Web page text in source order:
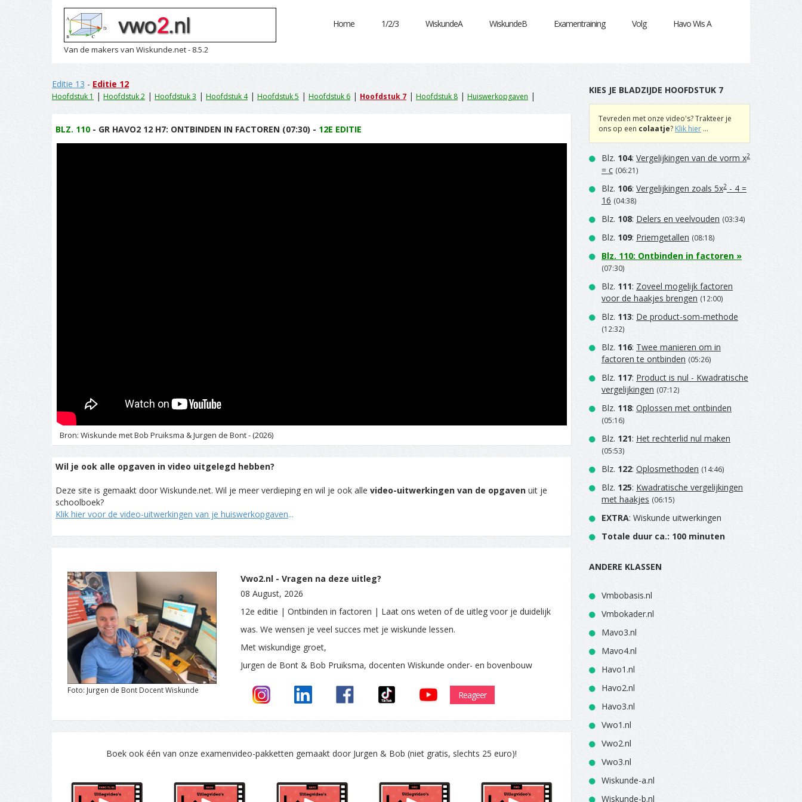
Van de makers van Wiskunde.net - 8.5.2
Home 1/2/3 WiskundeA WiskundeB Examentraining Volg Havo Wis A
Editie 13 - Editie 12
Hoofdstuk 1 | Hoofdstuk 2 | Hoofdstuk 3 | Hoofdstuk 4| Hoofdstuk 5 | Hoofdstuk 6 | Hoofdstuk 7 | Hoofdstuk 8 | Huiswerkopgaven |
BLZ. 110 - GR HAVO2 12 H7: ONTBINDEN IN FACTOREN (07:30) - 12E EDITIE
Bron: Wiskunde met Bob Pruiksma & Jurgen de Bont - (2026)
Wil je ook alle opgaven in video uitgelegd hebben?
Deze site is gemaakt door Wiskunde.net. Wil je meer verdieping en wil je ook alle video-uitwerkingen van de opgaven uit je
schoolboek?
Klik hier voor de video-uitwerkingen van je huiswerkopgaven...
Foto: Jurgen de Bont Docent Wiskunde
Vwo2.nl - Vragen na deze uitleg?
08 August, 2026
12e editie | Ontbinden in factoren | Laat ons weten of de uitleg voor je duidelijk
was. We wensen je veel succes met je wiskunde lessen.
Met wiskundige groet,
Jurgen de Bont & Bob Pruiksma, docenten Wiskunde onder- en bovenbouw
Reageer
Boek ook één van onze examenvideo-pakketten gemaakt door Jurgen & Bob (niet gratis, slechts 25 euro)!
KIES JE BLADZIJDE HOOFDSTUK 7
Tevreden met onze video's? Trakteer je
ons op een colaatje? Klik hier ...
Blz. 104: Vergelijkingen van de vorm x2
= c (06:21)
Blz. 106: Vergelijkingen zoals 5x2 - 4 =
16 (04:38)
Blz. 108: Delers en veelvouden (03:34)
Blz. 109: Priemgetallen (08:18)
Blz. 110: Ontbinden in factoren »
(07:30)
Blz. 111: Zoveel mogelijk factoren
voor de haakjes brengen (12:00)
Blz. 113: De product-som-methode
(12:32)
Blz. 116: Twee manieren om in
factoren te ontbinden (05:26)
Blz. 117: Product is nul - Kwadratische
vergelijkingen (07:12)
Blz. 118: Oplossen met ontbinden
(05:16)
Blz. 121: Het rechterlid nul maken
(05:53)
Blz. 122: Oplosmethoden (14:46)
Blz. 125: Kwadratische vergelijkingen
met haakjes (06:15)
EXTRA: Wiskunde uitwerkingen
Totale duur ca.: 100 minuten
ANDERE KLASSEN
Vmbobasis.nl
Vmbokader.nl
Mavo3.nl
Mavo4.nl
Havo1.nl
Havo2.nl
Havo3.nl
Vwo1.nl
Vwo2.nl
Vwo3.nl
Wiskunde-a.nl
Wiskunde-b.nl